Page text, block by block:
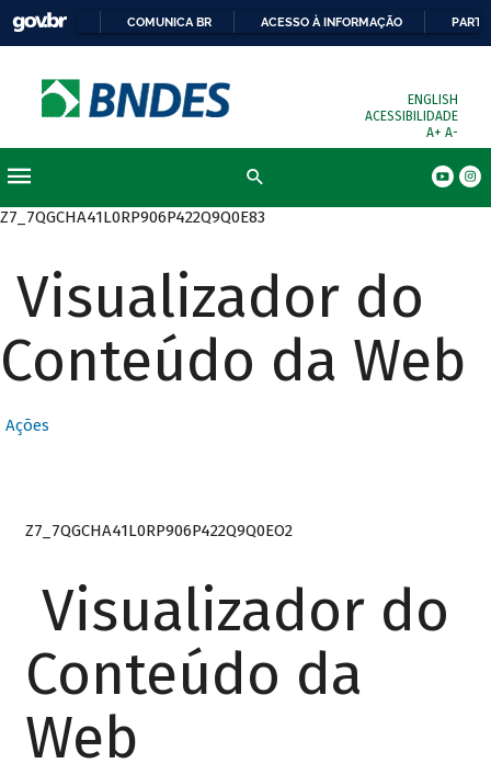
COMUNICA BR ACESSO À INFORMAÇÃO
ENGLISH
ACESSIBILIDADE
A+ A-
Z7_7QGCHA41L0RP906P422Q9Q0E83
Visualizador do
Conteúdo da Web
Ações
Z7_7QGCHA41L0RP906P422Q9Q0EO2
Visualizador do
Conteúdo da
Web